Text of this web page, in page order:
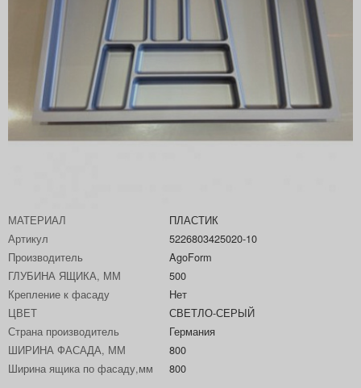
МАТЕРИАЛ
ПЛАСТИК
Артикул
5226803425020-10
Производитель
AgoForm
ГЛУБИНА ЯЩИКА, ММ
500
Крепление к фасаду
Нет
ЦВЕТ
СВЕТЛО-СЕРЫЙ
Страна производитель
Германия
ШИРИНА ФАСАДА, ММ
800
Ширина ящика по фасаду,мм
800